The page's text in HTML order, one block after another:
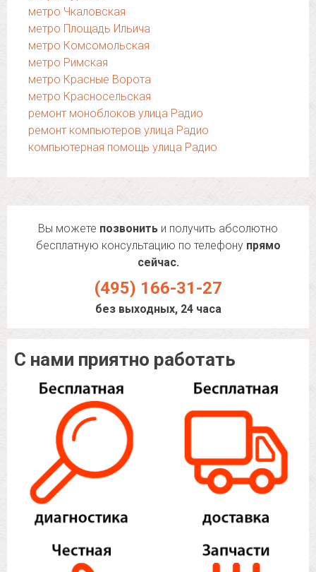
метро Чкаловская
метро Площадь Ильича
метро Комсомольская
метро Римская
метро Красные Ворота
метро Красносельская
ремонт моноблоков улица Радио
ремонт компьютеров улица Радио
компьютерная помощь улица Радио
Вы можете позвонить и получить абсолютно
бесплатную консультацию по телефону прямо
сейчас.
(495) 166-31-27
без выходных, 24 часа
С нами приятно работать